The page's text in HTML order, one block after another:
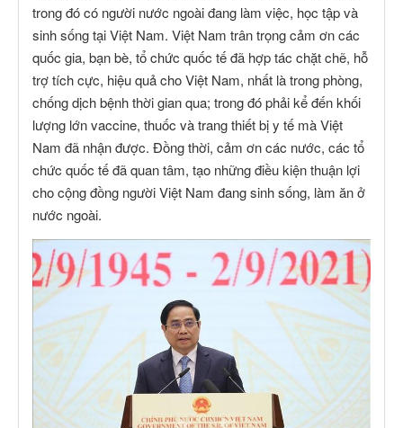
trong đó có người nước ngoài đang làm việc, học tập và
sinh sống tại Việt Nam. Việt Nam trân trọng cảm ơn các
quốc gia, bạn bè, tổ chức quốc tế đã hợp tác chặt chẽ, hỗ
trợ tích cực, hiệu quả cho Việt Nam, nhất là trong phòng,
chống dịch bệnh thời gian qua; trong đó phải kể đến khối
lượng lớn vaccine, thuốc và trang thiết bị y tế mà Việt
Nam đã nhận được. Đồng thời, cảm ơn các nước, các tổ
chức quốc tế đã quan tâm, tạo những điều kiện thuận lợi
cho cộng đồng người Việt Nam đang sinh sống, làm ăn ở
nước ngoài.